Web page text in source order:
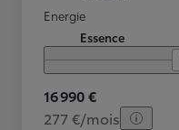
Energie
Essence
16 990 €
277 €/mois